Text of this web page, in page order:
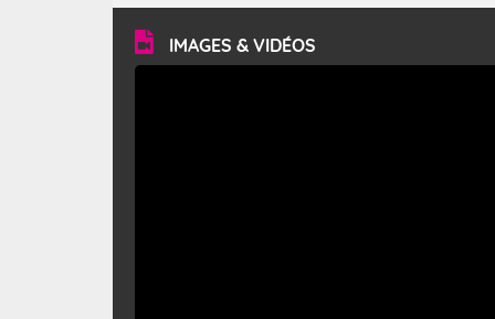
vitesse moyenne de 50 km/h et atteindre 80 à 100 km/h
en rafales, parfois davantage. Il parcourt la basse vallée
du Rhône et la Provence et envahit le littoral
méditerranéen à partir de la Camargue.
IMAGES & VIDÉOS